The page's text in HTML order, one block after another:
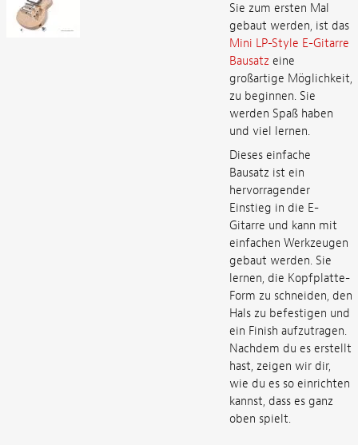
Sie zum ersten Mal
gebaut werden, ist das
Mini LP-Style E-Gitarre
Bausatz eine
großartige Möglichkeit,
zu beginnen. Sie
werden Spaß haben
und viel lernen.
Dieses einfache
Bausatz ist ein
hervorragender
Einstieg in die E-
Gitarre und kann mit
einfachen Werkzeugen
gebaut werden. Sie
lernen, die Kopfplatte-
Form zu schneiden, den
Hals zu befestigen und
ein Finish aufzutragen.
Nachdem du es erstellt
hast, zeigen wir dir,
wie du es so einrichten
kannst, dass es ganz
oben spielt.